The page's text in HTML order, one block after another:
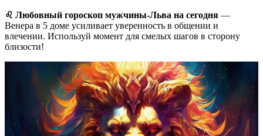
♌ Любовный гороскоп мужчины-Льва на сегодня —
Венера в 5 доме усиливает уверенность в общении и
влечении. Используй момент для смелых шагов в сторону
близости!